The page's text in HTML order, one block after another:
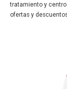
tratamiento y
ofertas y